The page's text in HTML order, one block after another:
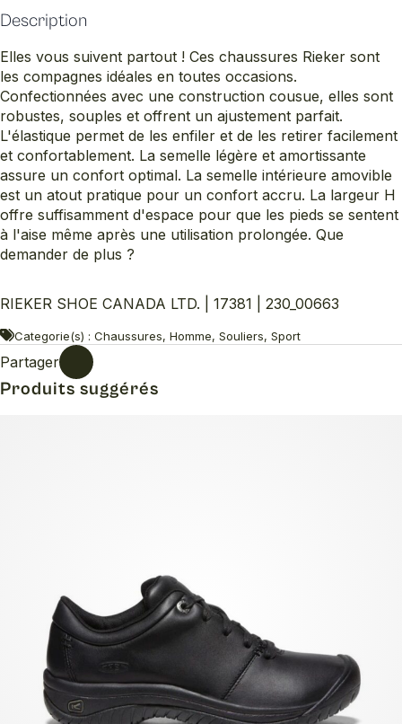
Description
Elles vous suivent partout ! Ces chaussures Rieker sont
les compagnes idéales en toutes occasions.
Confectionnées avec une construction cousue, elles sont
robustes, souples et offrent un ajustement parfait.
L'élastique permet de les enfiler et de les retirer facilement
et confortablement. La semelle légère et amortissante
assure un confort optimal. La semelle intérieure amovible
est un atout pratique pour un confort accru. La largeur H
offre suffisamment d'espace pour que les pieds se sentent
à l'aise même après une utilisation prolongée. Que
demander de plus ?
RIEKER SHOE CANADA LTD. | 17381 | 230_00663
Categorie(s) : Chaussures, Homme, Souliers, Sport
Partager
Produits suggérés